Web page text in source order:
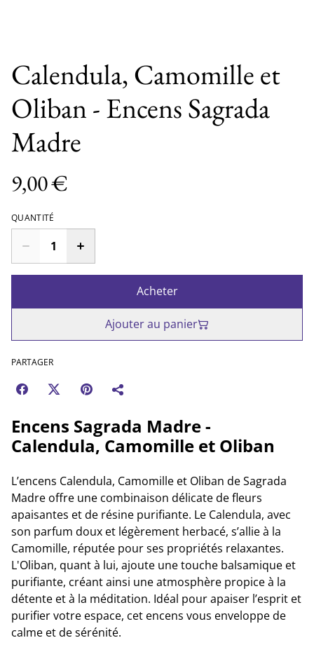
Calendula, Camomille et
Oliban - Encens Sagrada
Madre
9,00 €
QUANTITÉ
Acheter
Ajouter au panier
PARTAGER
Encens Sagrada Madre -
Calendula, Camomille et Oliban
L’encens Calendula, Camomille et Oliban de Sagrada
Madre offre une combinaison délicate de fleurs
apaisantes et de résine purifiante. Le Calendula, avec
son parfum doux et légèrement herbacé, s’allie à la
Camomille, réputée pour ses propriétés relaxantes.
L'Oliban, quant à lui, ajoute une touche balsamique et
purifiante, créant ainsi une atmosphère propice à la
détente et à la méditation. Idéal pour apaiser l’esprit et
purifier votre espace, cet encens vous enveloppe de
calme et de sérénité.